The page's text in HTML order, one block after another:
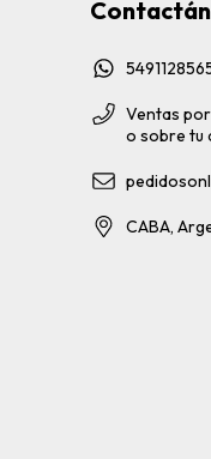
Ventas
o sobre tu
CABA,